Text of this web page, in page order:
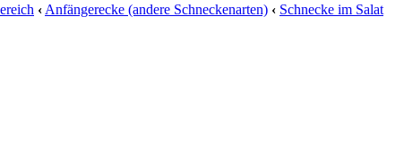
‹Anfängerecke (andere Schneckenarten) ‹ Schnecke im Salat